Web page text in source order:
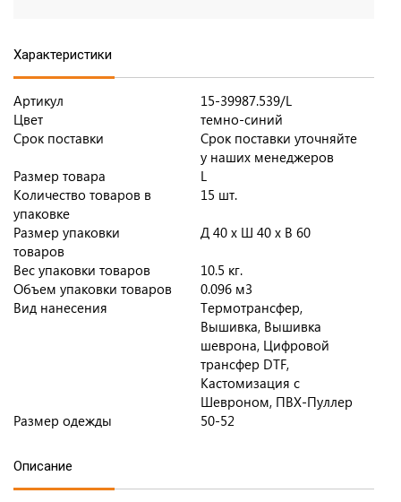
Характеристики
Артикул
15-39987.539/L
Цвет
темно-синий
Срок поставки
Срок поставки уточняйте
у наших менеджеров
Размер товара
L
Количество товаров в
упаковке
15 шт.
Размер упаковки
товаров
Д 40 x Ш 40 x В 60
Вес упаковки товаров
10.5 кг.
Объем упаковки товаров
0.096 м3
Вид нанесения
Термотрансфер,
Вышивка, Вышивка
шеврона, Цифровой
трансфер DTF,
Кастомизация с
Шевроном, ПВХ-Пуллер
Размер одежды
50-52
Описание